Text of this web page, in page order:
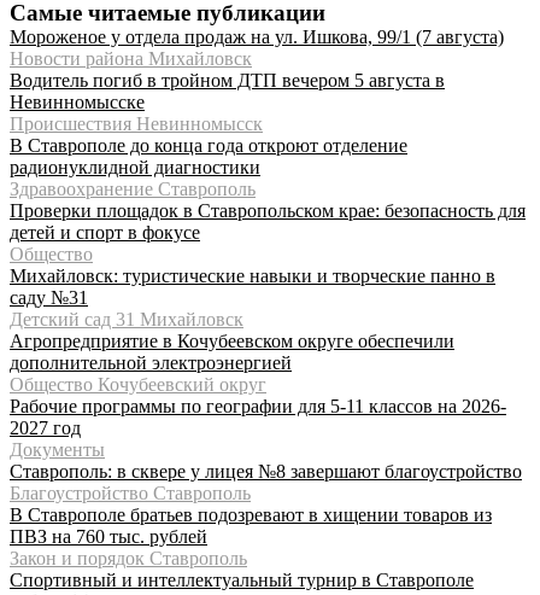
Самые читаемые публикации
Мороженое у отдела продаж на ул. Ишкова, 99/1 (7 августа)
Новости района Михайловск
Водитель погиб в тройном ДТП вечером 5 августа в
Невинномысске
Происшествия Невинномысск
В Ставрополе до конца года откроют отделение
радионуклидной диагностики
Здравоохранение Ставрополь
Проверки площадок в Ставропольском крае: безопасность для
детей и спорт в фокусе
Общество
Михайловск: туристические навыки и творческие панно в
саду №31
Детский сад 31 Михайловск
Агропредприятие в Кочубеевском округе обеспечили
дополнительной электроэнергией
Общество Кочубеевский округ
Рабочие программы по географии для 5-11 классов на 2026-
2027 год
Документы
Ставрополь: в сквере у лицея №8 завершают благоустройство
Благоустройство Ставрополь
В Ставрополе братьев подозревают в хищении товаров из
ПВЗ на 760 тыс. рублей
Закон и порядок Ставрополь
Спортивный и интеллектуальный турнир в Ставрополе